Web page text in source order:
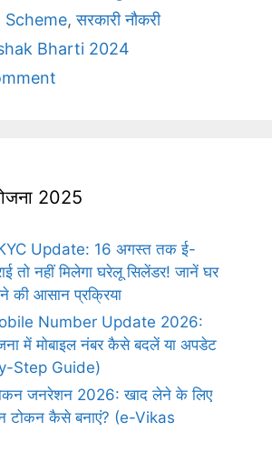
Scheme,सरकारी नौकरी
Bharti 2024
2025
Update: 16 अगस्त तक ई-
तो नहीं मिलेगा घरेलू सिलेंडर! जानें घर
की आसान प्रक्रिया
Number Update 2026:
में मोबाइल नंबर कैसे बदलें या अपडेट
Step Guide)
जनरेशन 2026: खाद लेने के लिए
टोकन कैसे बनाएं? (e-Vikas